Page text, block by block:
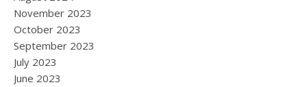
November 2023
October 2023
September 2023
July 2023
June 2023